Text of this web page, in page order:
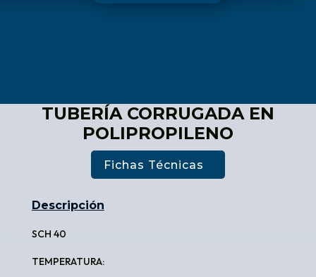
TUBERÍA CORRUGADA EN
POLIPROPILENO
Fichas Técnicas
Descripción
SCH 40
TEMPERATURA: